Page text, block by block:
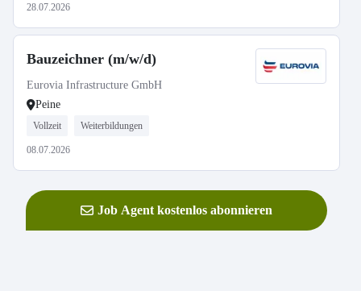
28.07.2026
Bauzeichner (m/w/d)
Eurovia Infrastructure GmbH
Peine
Vollzeit Weiterbildungen
08.07.2026
Job Agent kostenlos abonnieren